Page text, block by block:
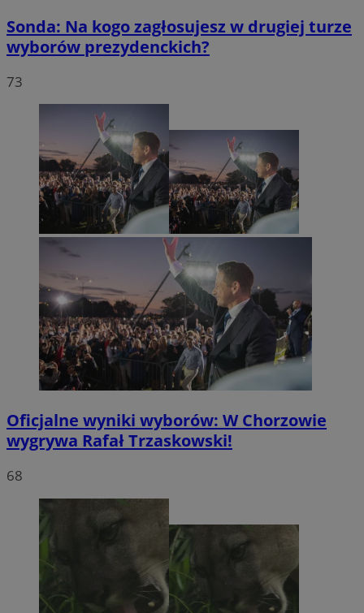
Sonda: Na kogo zagłosujesz w drugiej turze
wyborów prezydenckich?
73
Oficjalne wyniki wyborów: W Chorzowie
wygrywa Rafał Trzaskowski!
68